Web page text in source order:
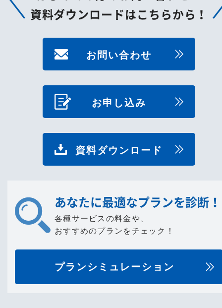
資料ダウンロードはこちらから！
お問い合わせ
お申し込み
資料ダウンロード
あなたに最適なプランを診断！
各種サービスの料金や、
おすすめのプランをチェック！
プランシミュレーション